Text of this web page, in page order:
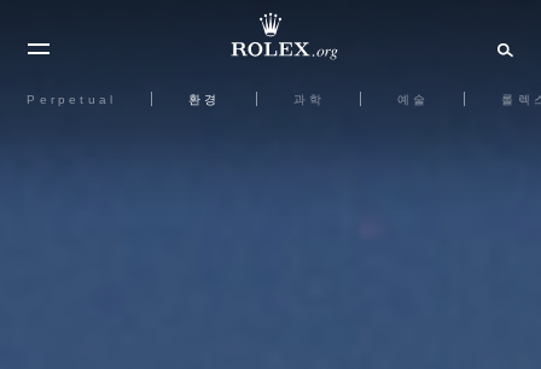
Perpetual 환경 과학 예술 롤렉